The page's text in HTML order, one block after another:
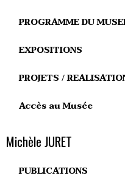
PROGRAMME DU
EXPOSITIONS
PROJETS /
Accès au Musée
Michèle JURET
PUBLICATIONS